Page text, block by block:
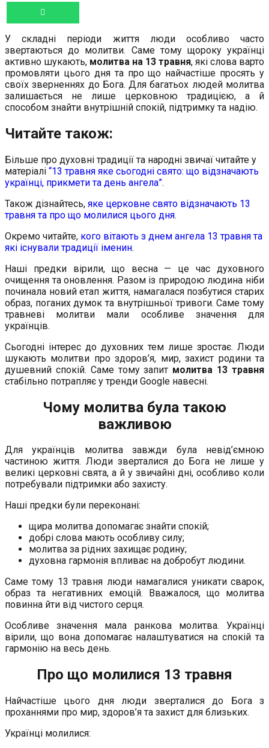
У складні періоди життя люди особливо часто
звертаються до молитви. Саме тому щороку українці
активно шукають, молитва на 13 травня, які слова варто
промовляти цього дня та про що найчастіше просять у
своїх зверненнях до Бога. Для багатьох людей молитва
залишається не лише церковною традицією, а й
способом знайти внутрішній спокій, підтримку та надію.
Читайте також:
Більше про духовні традиції та народні звичаї читайте у
матеріалі “13 травня яке сьогодні свято: що відзначають
українці, прикмети та день ангела”.
Також дізнайтесь, яке церковне свято відзначають 13
травня та про що молилися цього дня.
Окремо читайте, кого вітають з днем ангела 13 травня та
які існували традиції іменин.
Наші предки вірили, що весна — це час духовного
очищення та оновлення. Разом із природою людина ніби
починала новий етап життя, намагалася позбутися старих
образ, поганих думок та внутрішньої тривоги. Саме тому
травневі молитви мали особливе значення для
українців.
Сьогодні інтерес до духовних тем лише зростає. Люди
шукають молитви про здоров’я, мир, захист родини та
душевний спокій. Саме тому запит молитва 13 травня
стабільно потрапляє у тренди Google навесні.
Чому молитва була такою
важливою
Для українців молитва завжди була невід’ємною
частиною життя. Люди зверталися до Бога не лише у
великі церковні свята, а й у звичайні дні, особливо коли
потребували підтримки або захисту.
Наші предки були переконані:
щира молитва допомагає знайти спокій;
добрі слова мають особливу силу;
молитва за рідних захищає родину;
духовна гармонія впливає на добробут людини.
Саме тому 13 травня люди намагалися уникати сварок,
образ та негативних емоцій. Вважалося, що молитва
повинна йти від чистого серця.
Особливе значення мала ранкова молитва. Українці
вірили, що вона допомагає налаштуватися на спокій та
гармонію на весь день.
Про що молилися 13 травня
Найчастіше цього дня люди зверталися до Бога з
проханнями про мир, здоров’я та захист для близьких.
Українці молилися: